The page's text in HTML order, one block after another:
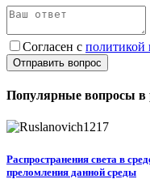
Согласен с политикой
Отправить вопрос
Популярные вопросы в
Распространения света в
преломления данной среды